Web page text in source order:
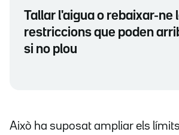
Tallar l'aigua o rebaixar-ne
restriccions que poden
si no plou
Això ha suposat ampliar els